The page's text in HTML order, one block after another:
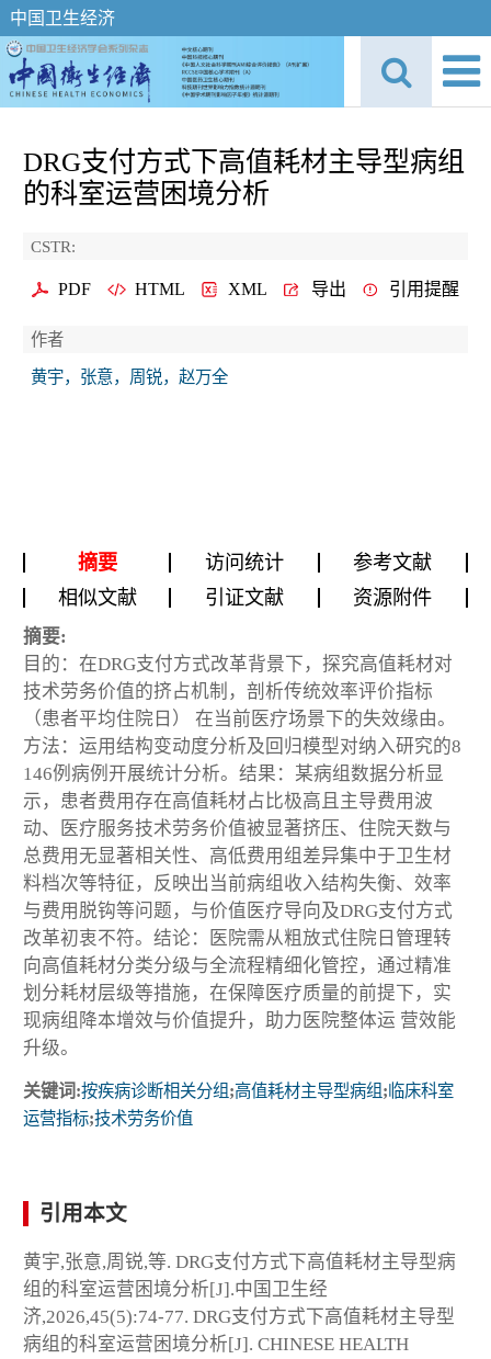
中国卫生经济
DRG支付方式下高值耗材主导型病组
的科室运营困境分析
CSTR:
PDF HTML XML 导出 引用提醒
作者
黄宇，张意，周锐，赵万全
摘要 访问统计
参考文献
相似文献
引证文献 资源附件
摘要:
目的：在DRG支付方式改革背景下，探究高值耗材对
技术劳务价值的挤占机制，剖析传统效率评价指标
（患者平均住院日） 在当前医疗场景下的失效缘由。
方法：运用结构变动度分析及回归模型对纳入研究的8
146例病例开展统计分析。结果：某病组数据分析显
示，患者费用存在高值耗材占比极高且主导费用波
动、医疗服务技术劳务价值被显著挤压、住院天数与
总费用无显著相关性、高低费用组差异集中于卫生材
料档次等特征，反映出当前病组收入结构失衡、效率
与费用脱钩等问题，与价值医疗导向及DRG支付方式
改革初衷不符。结论：医院需从粗放式住院日管理转
向高值耗材分类分级与全流程精细化管控，通过精准
划分耗材层级等措施，在保障医疗质量的前提下，实
现病组降本增效与价值提升，助力医院整体运 营效能
升级。
关键词:按疾病诊断相关分组;高值耗材主导型病组; 临床科室
运营指标;技术劳务价值
引用本文
黄宇,张意,周锐,等. DRG支付方式下高值耗材主导型病
组的科室运营困境分析[J].中国卫生经
济,2026,45(5):74-77. DRG支付方式下高值耗材主导型
病组的科室运营困境分析[J]. CHINESE HEALTH